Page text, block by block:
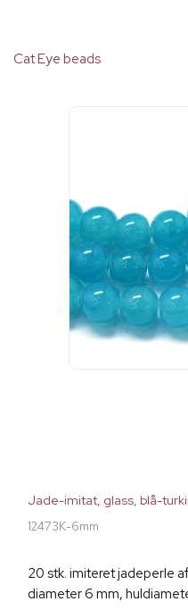
Cat Eye beads
Jade-imitat, glass, blå-
12473K-6mm
20 stk. imiteret jadeperle
diameter 6 mm,